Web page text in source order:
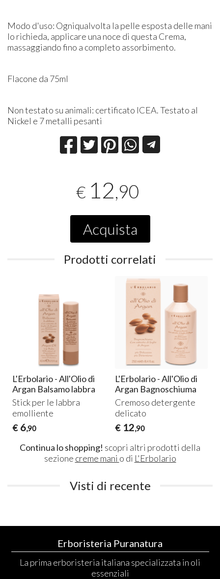
Modo d'uso: Ogniqualvolta la pelle esposta delle mani
lo richieda, applicare una noce di questa Crema,
massaggiando fino a completo assorbimento.
Flacone da 75ml
Non testato su animali: certificato ICEA. Testato al
Nickel e 7 metalli pesanti
€ 12,90
Acquista
Prodotti correlati
L'Erbolario - All'Olio di
Argan Balsamo labbra
Stick per le labbra
emolliente
€ 6,90
L'Erbolario - All'Olio di
Argan Bagnoschiuma
Cremoso detergente
delicato
€ 12,90
Continua lo shopping! scopri altri prodotti della
sezione creme mani o di L'Erbolario
Visti di recente
Erboristeria Puranatura
La prima erboristeria italiana specializzata in oli
essenziali